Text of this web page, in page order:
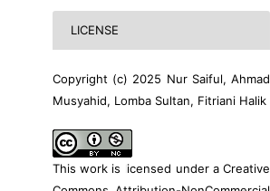
LICENSE
Copyright (c) 2025 Nur Saiful, Ahmad
Musyahid, Lomba Sultan, Fitriani Halik
This work is licensed under a Creative